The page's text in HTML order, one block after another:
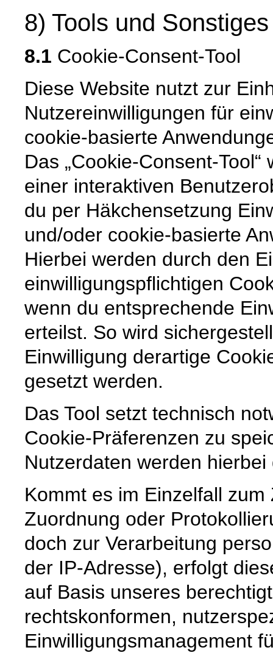
8) Tools und Sonstiges
8.1 Cookie-Consent-Tool
Diese Website nutzt zur
Nutzereinwilligungen für
cookie-basierte
Das „Cookie-Consent-
einer interaktiven
du per Häkchensetzung
und/oder cookie-basierte
Hierbei werden durch den
einwilligungspflichtigen
wenn du entsprechende
erteilst. So wird
Einwilligung derartige
gesetzt werden.
Das Tool setzt technisch
Cookie-Präferenzen zu
Nutzerdaten werden
Kommt es im Einzelfall
Zuordnung oder
doch zur Verarbeitung
der IP-Adresse), erfolgt
auf Basis unseres
rechtskonformen,
Einwilligungsmanagement